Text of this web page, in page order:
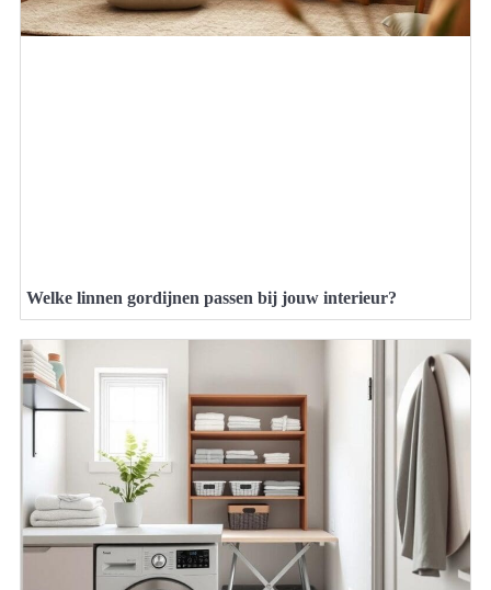
Welke linnen gordijnen passen bij jouw interieur?